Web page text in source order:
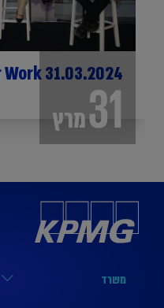
31מרץ
31.03.2024
משרד